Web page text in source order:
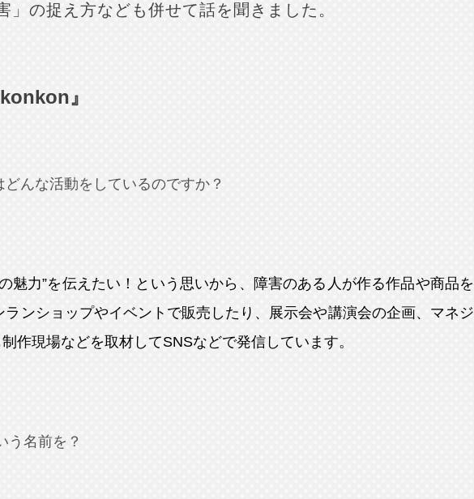
」の捉え方なども併せて話を聞きました。
』
どんな活動をしているのですか？
魅力”を伝えたい！という思いから、障害のある人が作る作品や商品を
ランショップやイベントで販売したり、展示会や講演会の企画、マネジ
作現場などを取材してSNSなどで発信しています。
う名前を？